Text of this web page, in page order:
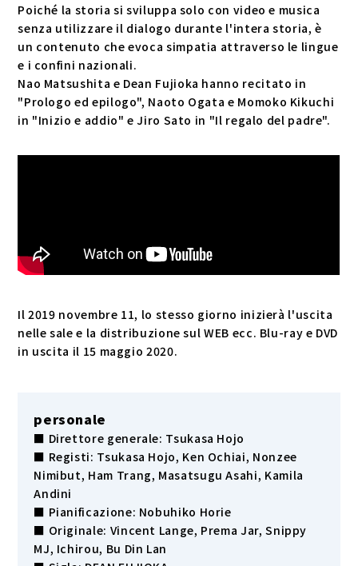
Poiché la storia si sviluppa solo con video e musica
senza utilizzare il dialogo durante l'intera storia, è
un contenuto che evoca simpatia attraverso le lingue
e i confini nazionali.
Nao Matsushita e Dean Fujioka hanno recitato in
"Prologo ed epilogo", Naoto Ogata e Momoko Kikuchi
in "Inizio e addio" e Jiro Sato in "Il regalo del padre".
Il 2019 novembre 11, lo stesso giorno inizierà l'uscita
nelle sale e la distribuzione sul WEB ecc. Blu-ray e DVD
in uscita il 15 maggio 2020.
personale
■ Direttore generale: Tsukasa Hojo
■ Registi: Tsukasa Hojo, Ken Ochiai, Nonzee
Nimibut, Ham Trang, Masatsugu Asahi, Kamila
Andini
■ Pianificazione: Nobuhiko Horie
■ Originale: Vincent Lange, Prema Jar, Snippy
MJ, Ichirou, Bu Din Lan